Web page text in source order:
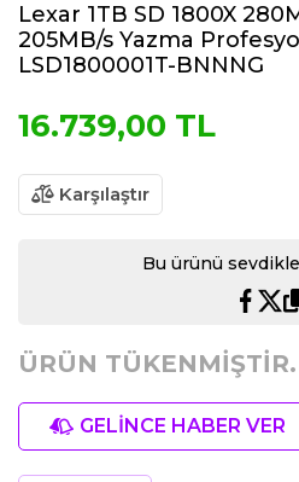
Lexar 1TB SD 1800X
205MB/s Yazma
LSD1800001T-BNNNG
16.739,00 TL
Karşılaştır
Bu ürünü
ÜRÜN TÜKENMİŞTİR.
GELİNCE HABER VER